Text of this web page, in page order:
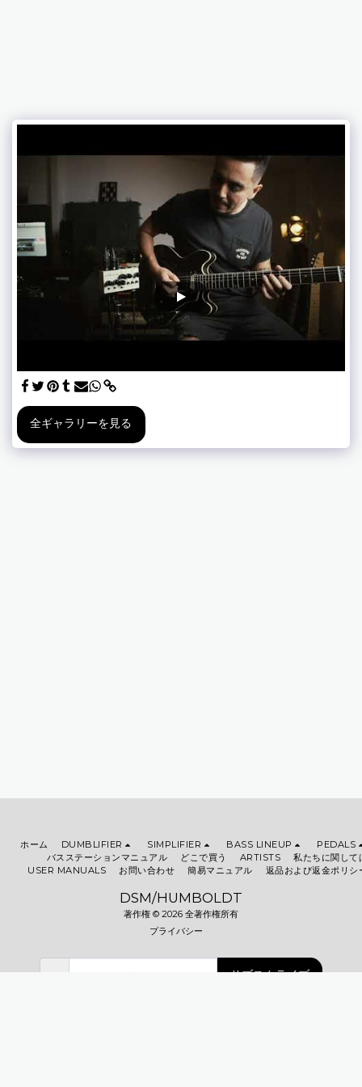
全ギャラリーを見る
DSM/HUMBOLDT
著作権 © 2026 全著作権所有
プライバシー
ホーム DUMBLIFIER SIMPLIFIER BASS LINEUP
PEDALS
バスステーションマニュアル
どこで買う ARTISTS
私たちに関して
USER MANUALS
お問い合わせ 簡易マニュアル 返品および返金ポリシ
サブスクライブ